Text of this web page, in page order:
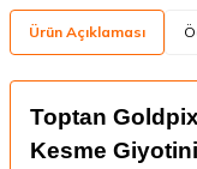
Ürün Açıklaması
Toptan
Kesme Giyotini